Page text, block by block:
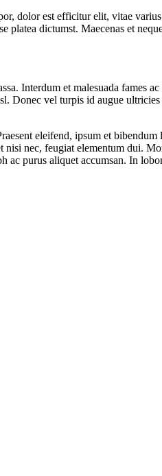
dolor est efficitur elit, vitae
dictumst. Maecenas et
Interdum et malesuada fames
Donec vel turpis id augue
eleifend, ipsum et
nec, feugiat elementum dui.
purus aliquet accumsan. In